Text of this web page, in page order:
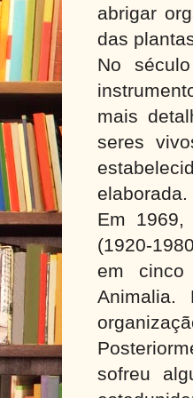
abrigar
das
No
mais
seres
elaborada.
Em 1969,
(1920-
em cinco
Animalia.
sofreu